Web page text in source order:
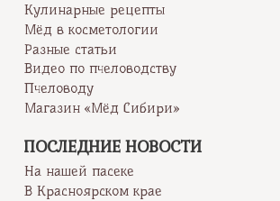
Кулинарные рецепты
Мёд в косметологии
Разные статьи
Видео по пчеловодству
Пчеловоду
Магазин «Мёд Сибири»
ПОСЛЕДНИЕ НОВОСТИ
На нашей пасеке
В Красноярском крае